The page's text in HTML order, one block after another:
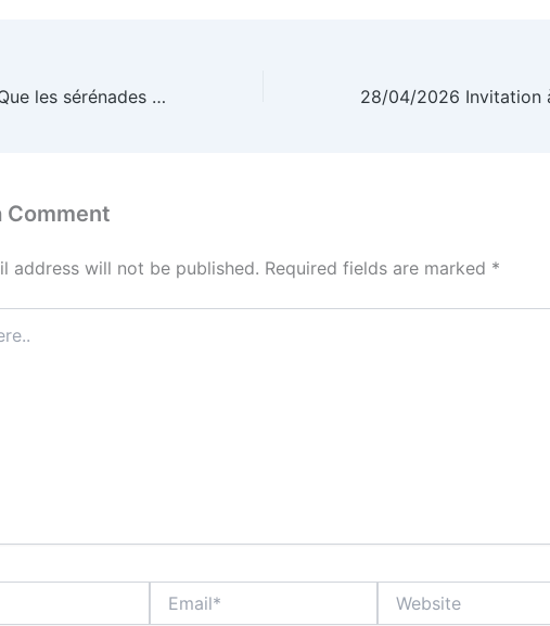
16/04/2026 – Que les sérénades commencent : le village de Bernadets en fête !
Comment
address will not be published. Required fields are marked *